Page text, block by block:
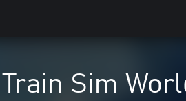
Train Sim